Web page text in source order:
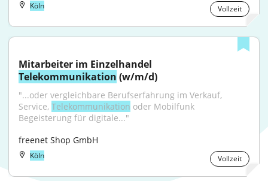
Köln Vollzeit
Telekommunikation (w/m/d)
"...oder vergleichbare Berufserfahrung im Verkauf,
Service, Telekommunikation oder Mobilfunk
Begeisterung für digitale..."
freenet Shop GmbH
Köln Vollzeit